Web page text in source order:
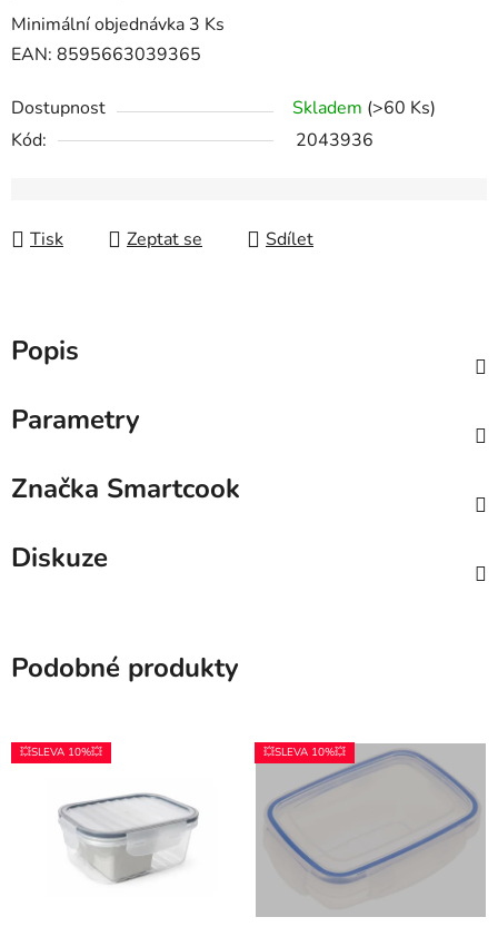
Minimální objednávka 3 Ks
EAN: 8595663039365
Dostupnost Skladem (>60 Ks)
Kód:
2043936
Tisk Zeptat se Sdílet
Popis
Parametry
Značka Smartcook
Diskuze
Podobné produkty
💥SLEVA 10%💥 💥SLEVA 10%💥